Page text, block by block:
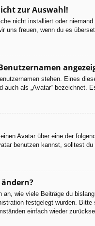
zur Auswahl!
nicht installiert oder
uns freuen, wenn du es
stehen. Eines
als „Avatar“
Avatar über eine der
benutzen kannst, solltest
wie viele Beiträge du
festgelegt wurden.
einfach wieder